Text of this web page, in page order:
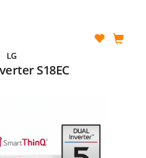
LG
S18EC